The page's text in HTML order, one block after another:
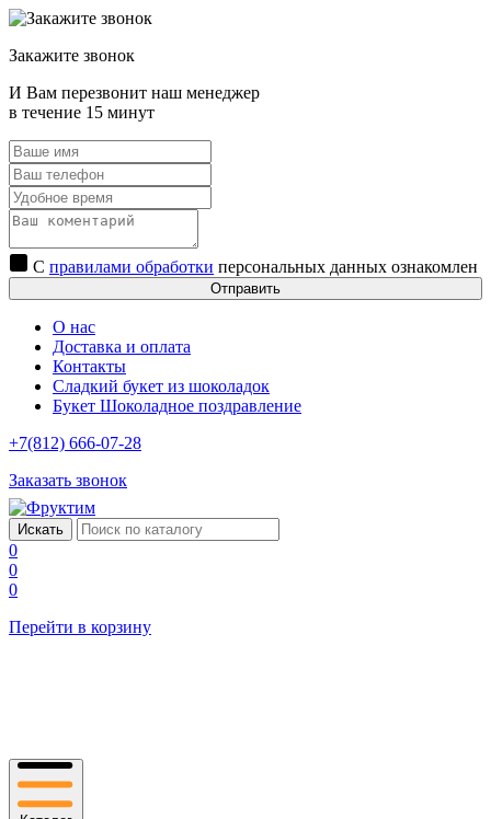
Закажите звонок
И Вам перезвонит наш менеджер
в течение 15 минут
С правилами обработки персональных данных ознакомлен
Отправить
О нас
Доставка и оплата
Контакты
Сладкий букет из шоколадок
Букет Шоколадное поздравление
+7(812) 666-07-28
Заказать звонок
0
0
0
Перейти в корзину